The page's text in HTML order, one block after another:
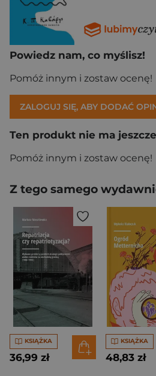
Powiedz nam, co myślisz!
Pomóż innym i zostaw ocenę!
ZALOGUJ SIĘ, ABY DODAĆ
Ten produkt nie ma
Pomóż innym i zostaw ocenę!
Z tego samego
KSIĄŻKA
36,99 zł
KSIĄŻKA
48,83 zł